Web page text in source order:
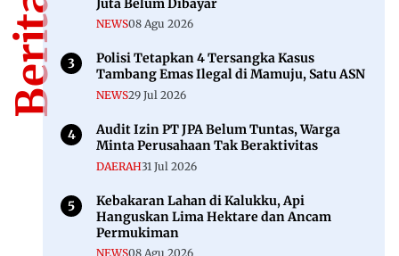
Pemerintah Minta WNI Tinggalkan Israel
dan Palestina
EKONOMI
NTP Sulbar November 2025 Anjlok 2,8
01 Des 2025
Berita Populer